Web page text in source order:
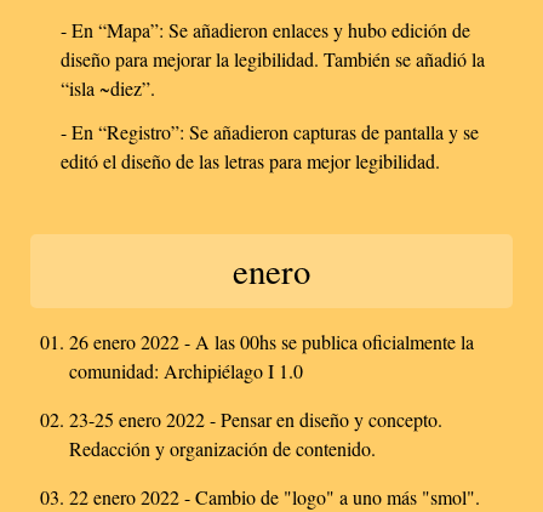
- En “Mapa”: Se añadieron enlaces y hubo edición de
diseño para mejorar la legibilidad. También se añadió la
“isla ~diez”.
- En “Registro”: Se añadieron capturas de pantalla y se
editó el diseño de las letras para mejor legibilidad.
enero
26 enero 2022 - A las 00hs se publica oficialmente la
comunidad: Archipiélago I 1.0
23-25 enero 2022 - Pensar en diseño y concepto.
Redacción y organización de contenido.
22 enero 2022 - Cambio de "logo" a uno más "smol".